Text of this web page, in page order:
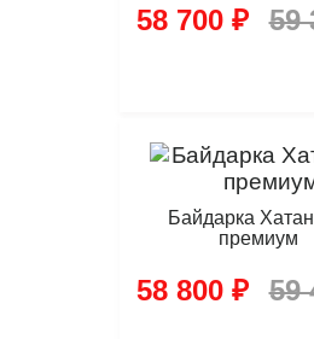
58 700 ₽ 59
Байдарка
премиум
58 800 ₽ 59